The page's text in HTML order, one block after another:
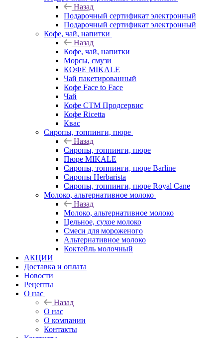
Назад
Подарочный сертификат электронный
Подарочный сертификат электронный
Кофе, чай, напитки
Назад
Кофе, чай, напитки
Морсы, смузи
КОФЕ MIKALE
Чай пакетированный
Кофе Face to Face
Чай
Кофе СТМ Продсервис
Кофе Ricetta
Квас
Сиропы, топпинги, пюре
Назад
Сиропы, топпинги, пюре
Пюре MIKALE
Сиропы, топпинги, пюре Barline
Сиропы Herbarista
Сиропы, топпинги, пюре Royal Cane
Молоко, альтернативное молоко
Назад
Молоко, альтернативное молоко
Цельное, сухое молоко
Смеси для мороженого
Альтернативное молоко
Коктейль молочный
АКЦИИ
Доставка и оплата
Новости
Рецепты
О нас
Назад
О нас
О компании
Контакты